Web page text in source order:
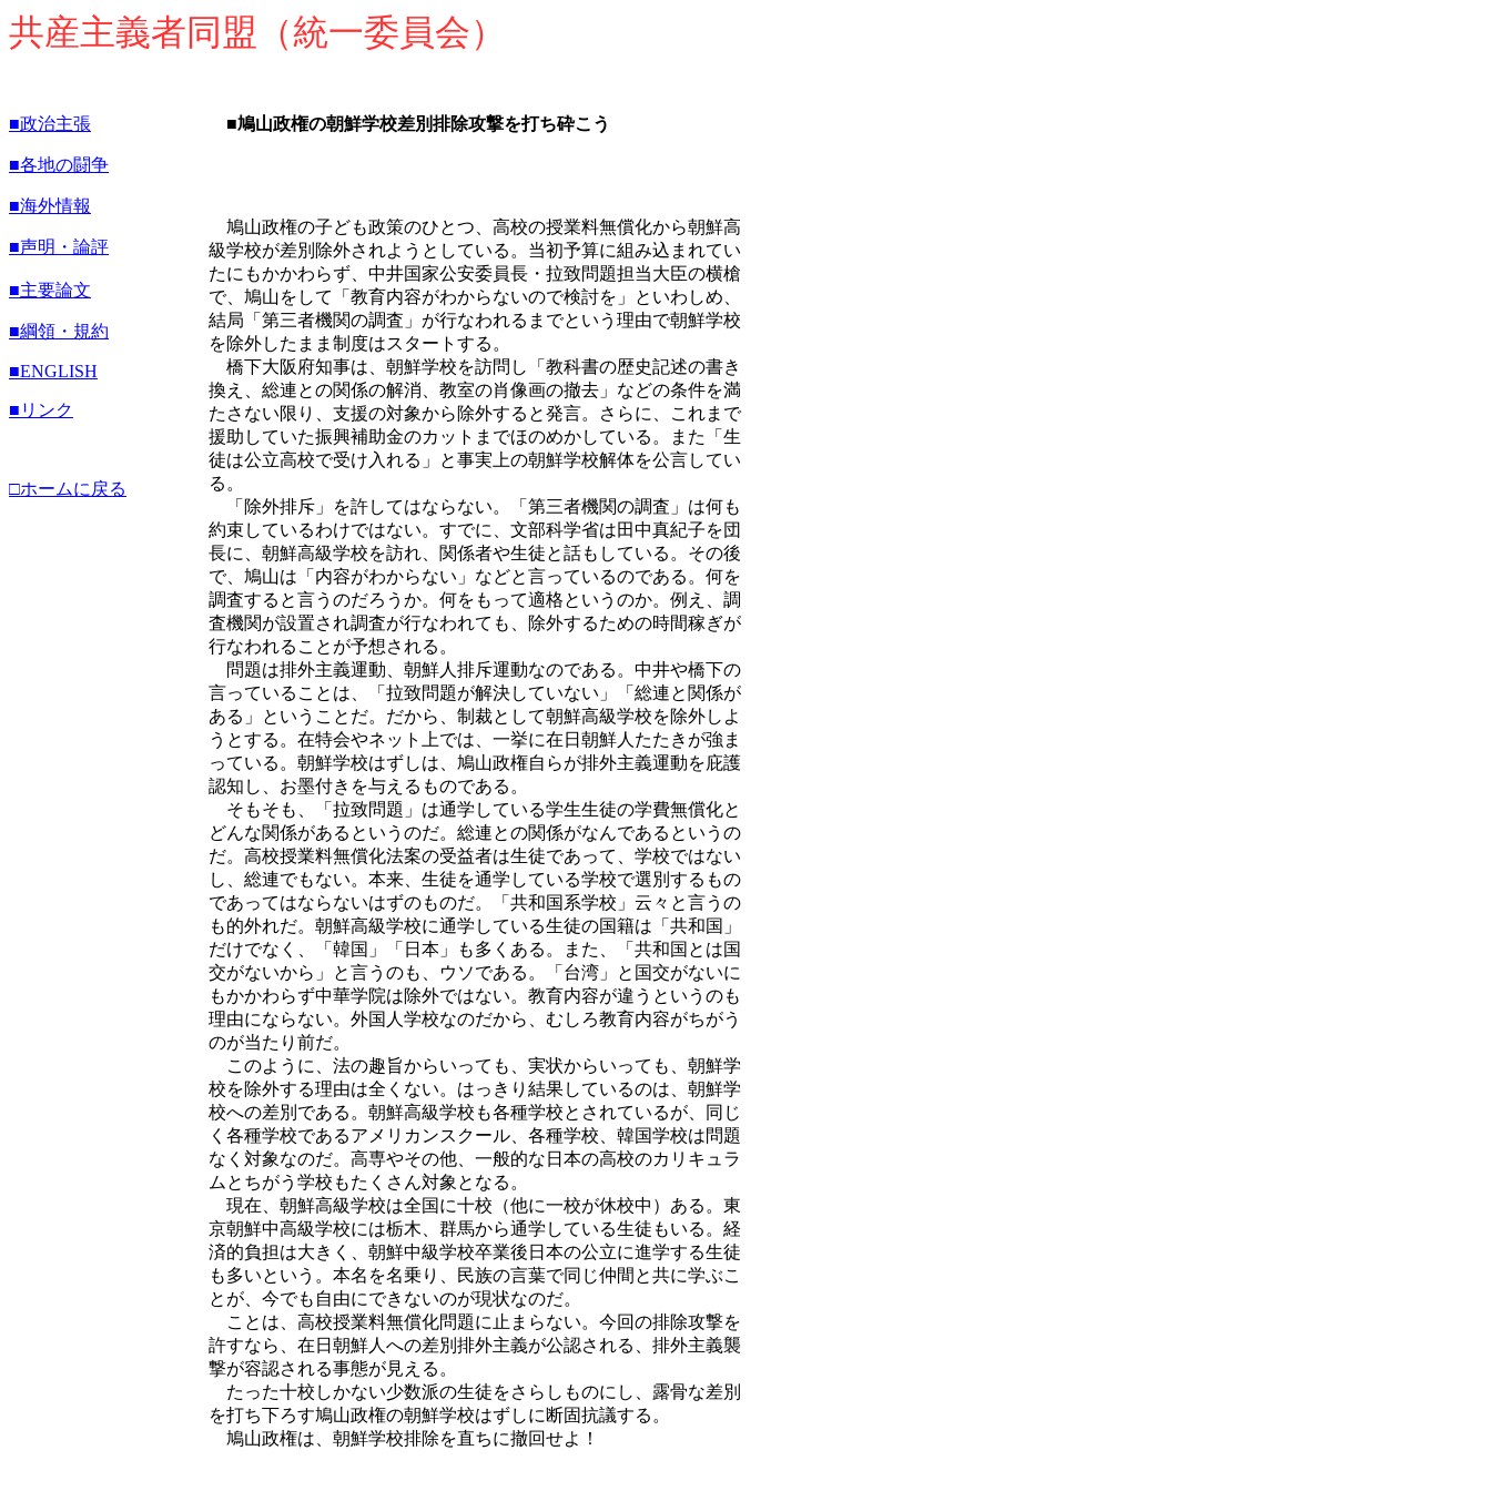
共産主義者同盟（統一委員会）
■政治主張
■各地の闘争
■海外情報
■声明・論評
■主要論文
■綱領・規約
■ENGLISH
■リンク
□ホームに戻る
■鳩山政権の朝鮮学校差別排除攻撃を打ち砕こう
鳩山政権の子ども政策のひとつ、高校の授業料無償化から朝鮮高
級学校が差別除外されようとしている。当初予算に組み込まれてい
たにもかかわらず、中井国家公安委員長・拉致問題担当大臣の横槍
で、鳩山をして「教育内容がわからないので検討を」といわしめ、
結局「第三者機関の調査」が行なわれるまでという理由で朝鮮学校
を除外したまま制度はスタートする。
橋下大阪府知事は、朝鮮学校を訪問し「教科書の歴史記述の書き
換え、総連との関係の解消、教室の肖像画の撤去」などの条件を満
たさない限り、支援の対象から除外すると発言。さらに、これまで
援助していた振興補助金のカットまでほのめかしている。また「生
徒は公立高校で受け入れる」と事実上の朝鮮学校解体を公言してい
る。
「除外排斥」を許してはならない。「第三者機関の調査」は何も
約束しているわけではない。すでに、文部科学省は田中真紀子を団
長に、朝鮮高級学校を訪れ、関係者や生徒と話もしている。その後
で、鳩山は「内容がわからない」などと言っているのである。何を
調査すると言うのだろうか。何をもって適格というのか。例え、調
査機関が設置され調査が行なわれても、除外するための時間稼ぎが
行なわれることが予想される。
問題は排外主義運動、朝鮮人排斥運動なのである。中井や橋下の
言っていることは、「拉致問題が解決していない」「総連と関係が
ある」ということだ。だから、制裁として朝鮮高級学校を除外しよ
うとする。在特会やネット上では、一挙に在日朝鮮人たたきが強ま
っている。朝鮮学校はずしは、鳩山政権自らが排外主義運動を庇護
認知し、お墨付きを与えるものである。
そもそも、「拉致問題」は通学している学生生徒の学費無償化と
どんな関係があるというのだ。総連との関係がなんであるというの
だ。高校授業料無償化法案の受益者は生徒であって、学校ではない
し、総連でもない。本来、生徒を通学している学校で選別するもの
であってはならないはずのものだ。「共和国系学校」云々と言うの
も的外れだ。朝鮮高級学校に通学している生徒の国籍は「共和国」
だけでなく、「韓国」「日本」も多くある。また、「共和国とは国
交がないから」と言うのも、ウソである。「台湾」と国交がないに
もかかわらず中華学院は除外ではない。教育内容が違うというのも
理由にならない。外国人学校なのだから、むしろ教育内容がちがう
のが当たり前だ。
このように、法の趣旨からいっても、実状からいっても、朝鮮学
校を除外する理由は全くない。はっきり結果しているのは、朝鮮学
校への差別である。朝鮮高級学校も各種学校とされているが、同じ
く各種学校であるアメリカンスクール、各種学校、韓国学校は問題
なく対象なのだ。高専やその他、一般的な日本の高校のカリキュラ
ムとちがう学校もたくさん対象となる。
現在、朝鮮高級学校は全国に十校（他に一校が休校中）ある。東
京朝鮮中高級学校には栃木、群馬から通学している生徒もいる。経
済的負担は大きく、朝鮮中級学校卒業後日本の公立に進学する生徒
も多いという。本名を名乗り、民族の言葉で同じ仲間と共に学ぶこ
とが、今でも自由にできないのが現状なのだ。
ことは、高校授業料無償化問題に止まらない。今回の排除攻撃を
許すなら、在日朝鮮人への差別排外主義が公認される、排外主義襲
撃が容認される事態が見える。
たった十校しかない少数派の生徒をさらしものにし、露骨な差別
を打ち下ろす鳩山政権の朝鮮学校はずしに断固抗議する。
鳩山政権は、朝鮮学校排除を直ちに撤回せよ！